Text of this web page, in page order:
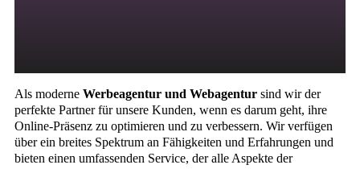
Als moderne Werbeagentur und Webagentur sind wir der
perfekte Partner für unsere Kunden, wenn es darum geht, ihre
Online-Präsenz zu optimieren und zu verbessern. Wir verfügen
über ein breites Spektrum an Fähigkeiten und Erfahrungen und
bieten einen umfassenden Service, der alle Aspekte der